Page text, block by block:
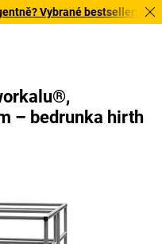
Vybrané bestsellery
– bedrunka hirth